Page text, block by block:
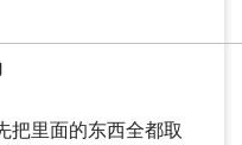
把里面的东西全都取